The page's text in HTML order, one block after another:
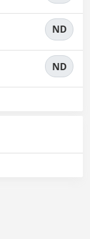
ND
ND